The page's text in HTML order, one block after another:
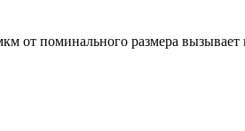
от поминального размера вызывает